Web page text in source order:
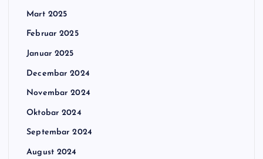
Mart 2025
Februar 2025
Januar 2025
Decembar 2024
Novembar 2024
Oktobar 2024
Septembar 2024
August 2024